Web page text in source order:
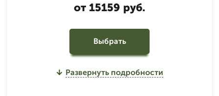
от 15159 руб.
Выбрать
Развернуть подробности